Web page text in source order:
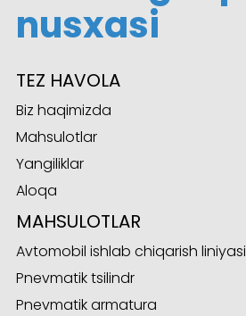
TEZ HAVOLA
Biz haqimizda
Mahsulotlar
Yangiliklar
Aloqa
MAHSULOTLAR
Avtomobil ishlab chiqarish liniyasi
Pnevmatik tsilindr
Pnevmatik armatura